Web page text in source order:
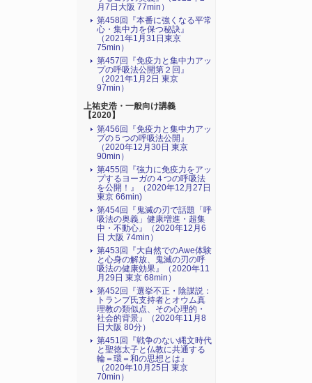
月7日大阪 77min）
第458回『本番に強くなる平常
心・集中力を保つ秘訣』
（2021年1月31日東京
75min）
第457回『免疫力と集中力アッ
プの呼吸法公開第２回』
（2021年1月2日 東京
97min）
上祐史浩・一般向け講義
【2020】
第456回『免疫力と集中力アッ
プの５つの呼吸法公開』
（2020年12月30日 東京
90min）
第455回『強力に免疫力をアッ
プするヨーガの４つの呼吸法
を公開！』（2020年12月27日
東京 66min)
第454回『鬼滅の刃で話題「呼
吸法の奥義」健康増進・超集
中・不動心』（2020年12月6
日 大阪 74min）
第453回『大自然でのAwe体験
と心身の解放、鬼滅の刃の呼
吸法の健康効果』（2020年11
月29日 東京 68min）
第452回『選挙不正・陰謀説：
トランプ氏支持者とオウム真
理教の類似点、その心理的・
社会的背景』（2020年11月8
日大阪 80分）
第451回『戦争のない縄文時代
と聖徳太子と仏教に共通する
輪＝環＝和の思想とは』
（2020年10月25日 東京
70min）